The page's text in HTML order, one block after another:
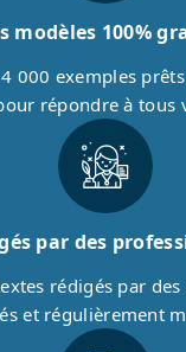
modèles 100%
000 exemples
répondre à tous
par des
rédigés par
et régulièrement